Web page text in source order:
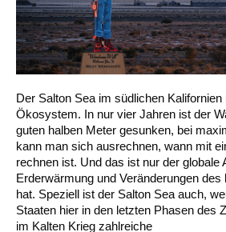
Der Salton Sea im südlichen
Ökosystem. In nur vier Jahren ist der
guten halben Meter gesunken, bei
kann man sich ausrechnen, wann mit
rechnen ist. Und das ist nur der globale
Erderwärmung und Veränderungen
hat. Speziell ist der Salton Sea auch,
Staaten hier in den letzten Phasen des
im Kalten Krieg zahlreiche